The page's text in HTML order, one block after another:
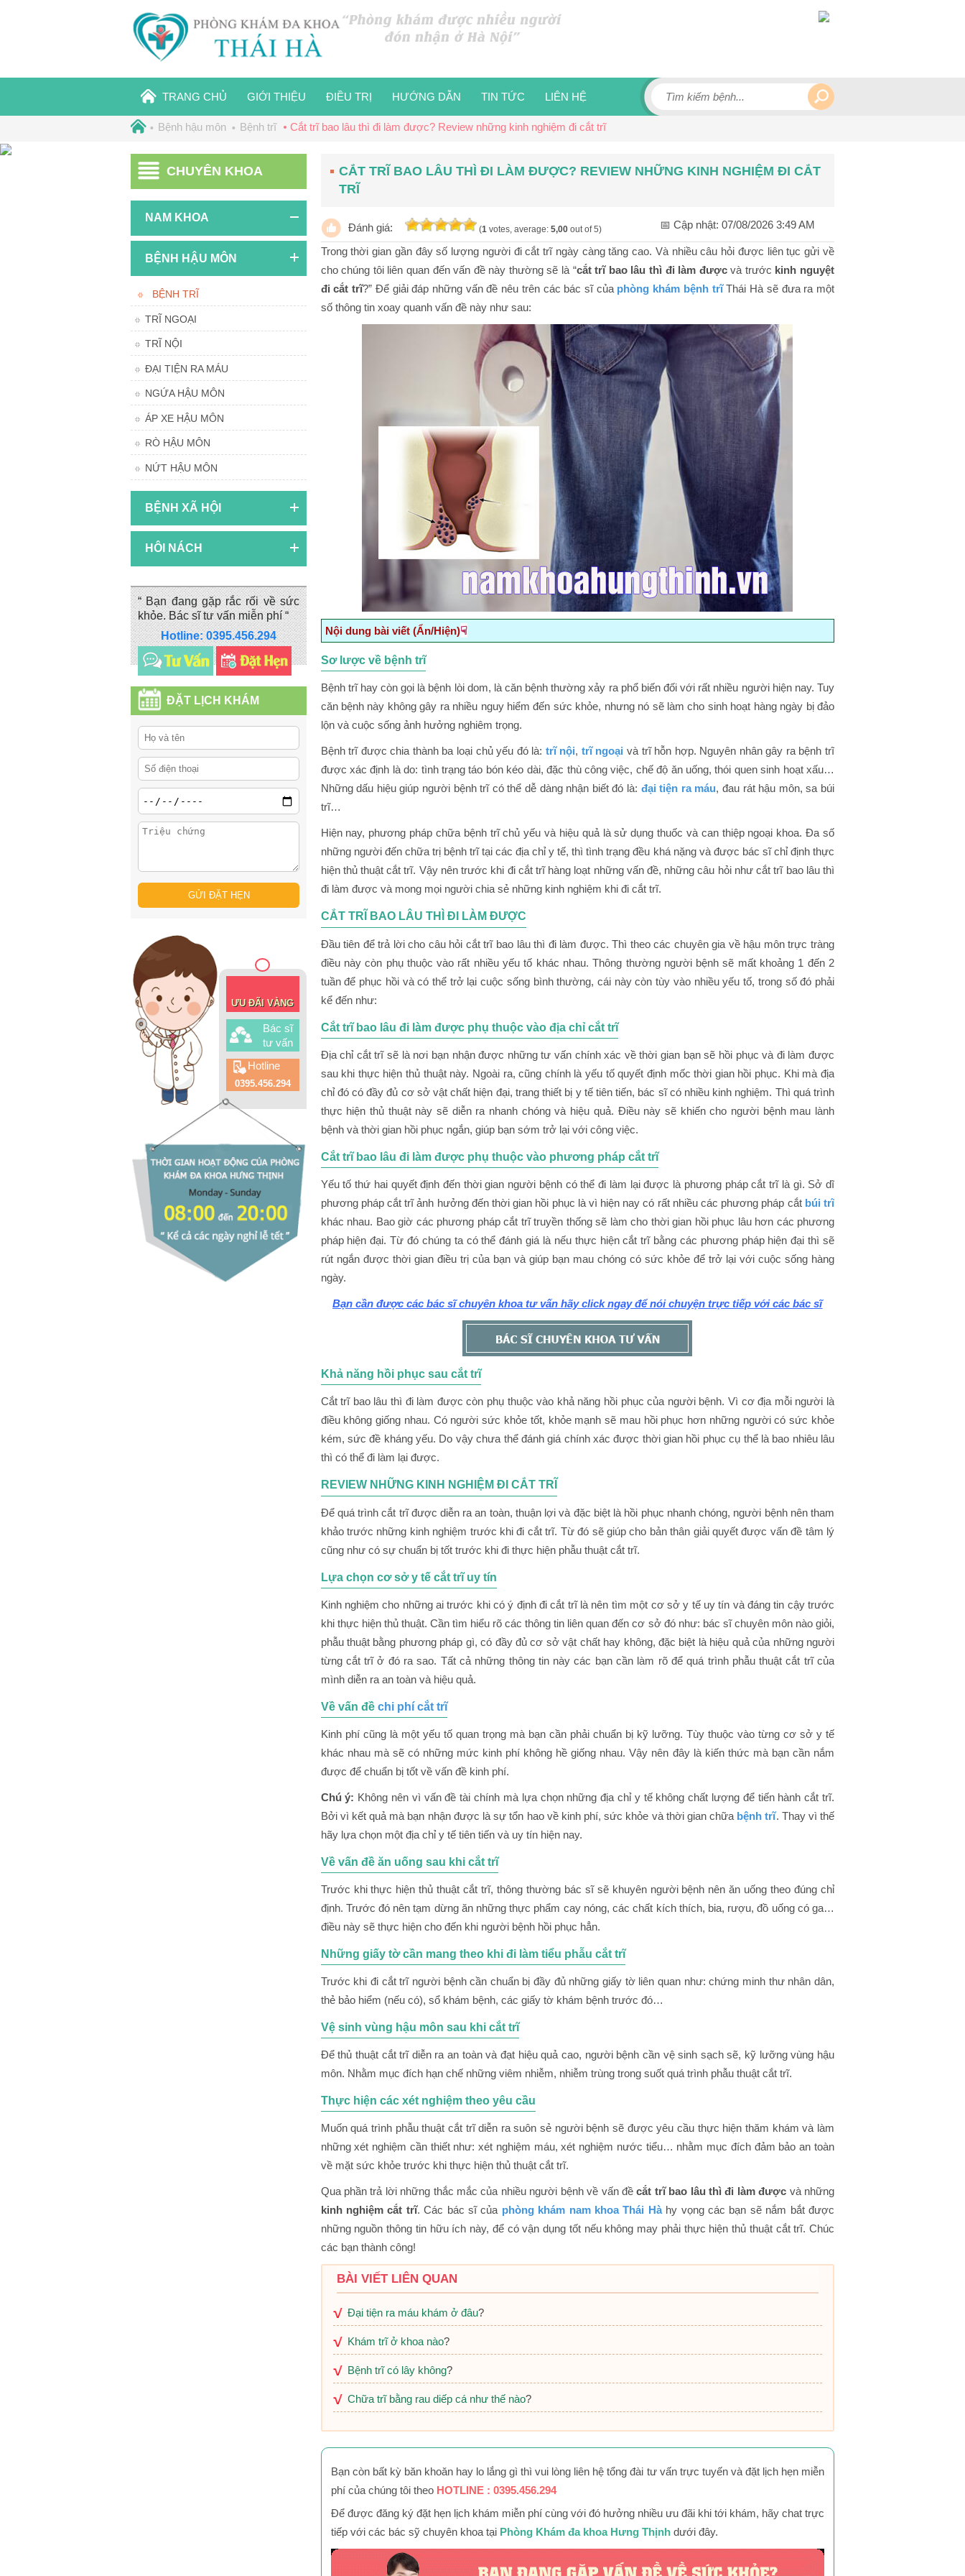
TRANG CHỦ GIỚI THIỆU ĐIỀU TRỊ HƯỚNG DẪN TIN TỨC LIÊN HỆ
Bệnh hậu môn Bệnh trĩ Cắt trĩ bao lâu thì đi làm được? Review những kinh nghiệm đi cắt trĩ
CHUYÊN KHOA
NAM KHOA
BỆNH HẬU MÔN
BỆNH TRĨ
TRĨ NGOẠI
TRĨ NỘI
ĐẠI TIỆN RA MÁU
NGỨA HẬU MÔN
ÁP XE HẬU MÔN
RÒ HẬU MÔN
NỨT HẬU MÔN
BỆNH XÃ HỘI
HÔI NÁCH
“ Bạn đang gặp rắc rối về sức
khỏe. Bác sĩ tư vấn miễn phí “
Hotline: 0395.456.294
ĐẶT LỊCH KHÁM
ƯU ĐÃI VÀNG
Bác sĩ
tư vấn
Hotline
0395.456.294
CẮT TRĨ BAO LÂU THÌ ĐI LÀM ĐƯỢC? REVIEW NHỮNG KINH NGHIỆM ĐI CẮT
TRĨ
Đánh giá: (1votes, average: 5,00out of 5) 📅 Cập nhật: 07/08/2026 3:49 AM
Trong thời gian gần đây số lượng người đi cắt trĩ ngày càng tăng cao. Và nhiều câu hỏi được liên tục gửi về
cho chúng tôi liên quan đến vấn đề này thường sẽ là “cắt trĩ bao lâu thì đi làm đượcvà trước kinh nguyệt
đi cắt trĩ?” Để giải đáp những vấn đề nêu trên các bác sĩ của phòng khám bệnh trĩThái Hà sẽ đưa ra một
số thông tin xoay quanh vấn đề này như sau:
Nội dung bài viết (Ẩn/Hiện)☟
Sơ lược về bệnh trĩ
Cắt trĩ bao lâu thì đi làm được
Cắt trĩ bao lâu đi làm được phụ thuộc vào địa chỉ cắt trĩ
Cắt trĩ bao lâu đi làm được phụ thuộc vào phương pháp cắt trĩ
Khả năng hồi phục sau cắt trĩ
Review những kinh nghiệm đi cắt trĩ
Lựa chọn cơ sở y tế cắt trĩ uy tín
Về vấn đề ăn uống sau khi cắt trĩ
Những giấy tờ cần mang theo khi đi làm tiểu phẫu cắt trĩ
Vệ sinh vùng hậu môn sau khi cắt trĩ
Thực hiện các xét nghiệm theo yêu cầu
Sơ lược về bệnh trĩ
Bệnh trĩ hay còn gọi là bệnh lòi dom, là căn bệnh thường xảy ra phổ biến đối với rất nhiều người hiện nay. Tuy
căn bệnh này không gây ra nhiều nguy hiểm đến sức khỏe, nhưng nó sẽ làm cho sinh hoạt hàng ngày bị đảo
lộn và cuộc sống ảnh hưởng nghiêm trọng.
Bệnh trĩ được chia thành ba loại chủ yếu đó là: trĩ nội, trĩ ngoại và trĩ hỗn hợp. Nguyên nhân gây ra bệnh trĩ
được xác định là do: tình trạng táo bón kéo dài, đặc thù công việc, chế độ ăn uống, thói quen sinh hoạt xấu…
Những dấu hiệu giúp người bệnh trĩ có thể dễ dàng nhận biết đó là: đại tiện ra máu, đau rát hậu môn, sa búi
trĩ…
Hiện nay, phương pháp chữa bệnh trĩ chủ yếu và hiệu quả là sử dụng thuốc và can thiệp ngoại khoa. Đa số
những người đến chữa trị bệnh trĩ tại các địa chỉ y tế, thì tình trạng đều khá nặng và được bác sĩ chỉ định thực
hiện thủ thuật cắt trĩ. Vậy nên trước khi đi cắt trĩ hàng loạt những vấn đề, những câu hỏi như cắt trĩ bao lâu thì
đi làm được và mong mọi người chia sẻ những kinh nghiệm khi đi cắt trĩ.
CẮT TRĨ BAO LÂU THÌ ĐI LÀM ĐƯỢC
Đầu tiên để trả lời cho câu hỏi cắt trĩ bao lâu thì đi làm được. Thì theo các chuyên gia về hậu môn trực tràng
điều này còn phụ thuộc vào rất nhiều yếu tố khác nhau. Thông thường người bệnh sẽ mất khoảng 1 đến 2
tuần để phục hồi và có thể trở lại cuộc sống bình thường, cái này còn tùy vào nhiều yếu tố, trong số đó phải
kể đến như:
Cắt trĩ bao lâu đi làm được phụ thuộc vào địa chỉ cắt trĩ
Địa chỉ cắt trĩ sẽ là nơi bạn nhận được những tư vấn chính xác về thời gian bạn sẽ hồi phục và đi làm được
sau khi thực hiện thủ thuật này. Ngoài ra, cũng chính là yếu tố quyết định mốc thời gian hồi phục. Khi mà địa
chỉ đó có đầy đủ cơ sở vật chất hiện đại, trang thiết bị y tế tiên tiến, bác sĩ có nhiều kinh nghiệm. Thì quá trình
thực hiện thủ thuật này sẽ diễn ra nhanh chóng và hiệu quả. Điều này sẽ khiến cho người bệnh mau lành
bệnh và thời gian hồi phục ngắn, giúp bạn sớm trở lại với công việc.
Cắt trĩ bao lâu đi làm được phụ thuộc vào phương pháp cắt trĩ
Yếu tố thứ hai quyết định đến thời gian người bệnh có thể đi làm lại được là phương pháp cắt trĩ là gì. Sở dĩ
phương pháp cắt trĩ ảnh hưởng đến thời gian hồi phục là vì hiện nay có rất nhiều các phương pháp cắt búi trĩ
khác nhau. Bao giờ các phương pháp cắt trĩ truyền thống sẽ làm cho thời gian hồi phục lâu hơn các phương
pháp hiện đại. Từ đó chúng ta có thể đánh giá là nếu thực hiện cắt trĩ bằng các phương pháp hiện đại thì sẽ
rút ngắn được thời gian điều trị của bạn và giúp bạn mau chóng có sức khỏe để trở lại với cuộc sống hàng
ngày.
Bạn cần được các bác sĩ chuyên khoa tư vấn hãy click ngay để nói chuyện trực tiếp với các bác sĩ
Khả năng hồi phục sau cắt trĩ
Cắt trĩ bao lâu thì đi làm được còn phụ thuộc vào khả năng hồi phục của người bệnh. Vì cơ địa mỗi người là
điều không giống nhau. Có người sức khỏe tốt, khỏe mạnh sẽ mau hồi phục hơn những người có sức khỏe
kém, sức đề kháng yếu. Do vậy chưa thể đánh giá chính xác được thời gian hồi phục cụ thể là bao nhiêu lâu
thì có thể đi làm lại được.
REVIEW NHỮNG KINH NGHIỆM ĐI CẮT TRĨ
Để quá trình cắt trĩ được diễn ra an toàn, thuận lợi và đặc biệt là hồi phục nhanh chóng, người bệnh nên tham
khảo trước những kinh nghiệm trước khi đi cắt trĩ. Từ đó sẽ giúp cho bản thân giải quyết được vấn đề tâm lý
cũng như có sự chuẩn bị tốt trước khi đi thực hiện phẫu thuật cắt trĩ.
Lựa chọn cơ sở y tế cắt trĩ uy tín
Kinh nghiệm cho những ai trước khi có ý định đi cắt trĩ là nên tìm một cơ sở y tế uy tín và đáng tin cậy trước
khi thực hiện thủ thuật. Cần tìm hiểu rõ các thông tin liên quan đến cơ sở đó như: bác sĩ chuyên môn nào giỏi,
phẫu thuật bằng phương pháp gì, có đầy đủ cơ sở vật chất hay không, đặc biệt là hiệu quả của những người
từng cắt trĩ ở đó ra sao. Tất cả những thông tin này các bạn cần làm rõ để quá trình phẫu thuật cắt trĩ của
mình diễn ra an toàn và hiệu quả.
Về vấn đề chi phí cắt trĩ
Kinh phí cũng là một yếu tố quan trọng mà bạn cần phải chuẩn bị kỹ lưỡng. Tùy thuộc vào từng cơ sở y tế
khác nhau mà sẽ có những mức kinh phí không hề giống nhau. Vậy nên đây là kiến thức mà bạn cần nắm
được để chuẩn bị tốt về vấn đề kinh phí.
Chú ý: Không nên vì vấn đề tài chính mà lựa chọn những địa chỉ y tế không chất lượng để tiến hành cắt trĩ.
Bởi vì kết quả mà bạn nhận được là sự tổn hao về kinh phí, sức khỏe và thời gian chữa bệnh trĩ. Thay vì thế
hãy lựa chọn một địa chỉ y tế tiên tiến và uy tín hiện nay.
Về vấn đề ăn uống sau khi cắt trĩ
Trước khi thực hiện thủ thuật cắt trĩ, thông thường bác sĩ sẽ khuyên người bệnh nên ăn uống theo đúng chỉ
định. Trước đó nên tạm dừng ăn những thực phẩm cay nóng, các chất kích thích, bia, rượu, đồ uống có ga…
điều này sẽ thực hiện cho đến khi người bệnh hồi phục hẳn.
Những giấy tờ cần mang theo khi đi làm tiểu phẫu cắt trĩ
Trước khi đi cắt trĩ người bệnh cần chuẩn bị đầy đủ những giấy tờ liên quan như: chứng minh thư nhân dân,
thẻ bảo hiểm (nếu có), sổ khám bệnh, các giấy tờ khám bệnh trước đó…
Vệ sinh vùng hậu môn sau khi cắt trĩ
Để thủ thuật cắt trĩ diễn ra an toàn và đạt hiệu quả cao, người bệnh cần vệ sinh sạch sẽ, kỹ lưỡng vùng hậu
môn. Nhằm mục đích hạn chế những viêm nhiễm, nhiễm trùng trong suốt quá trình phẫu thuật cắt trĩ.
Thực hiện các xét nghiệm theo yêu cầu
Muốn quá trình phẫu thuật cắt trĩ diễn ra suôn sẻ người bệnh sẽ được yêu cầu thực hiện thăm khám và làm
những xét nghiệm cần thiết như: xét nghiệm máu, xét nghiệm nước tiểu… nhằm mục đích đảm bảo an toàn
về mặt sức khỏe trước khi thực hiện thủ thuật cắt trĩ.
Qua phần trả lời những thắc mắc của nhiều người bệnh về vấn đềcắt trĩ bao lâu thì đi làm được và những
kinh nghiệm cắt trĩ. Các bác sĩ của phòng khám nam khoa Thái Hàhy vọng các bạn sẽ nắm bắt được
những nguồn thông tin hữu ích này, để có vận dụng tốt nếu không may phải thực hiện thủ thuật cắt trĩ. Chúc
các bạn thành công!
BÀI VIẾT LIÊN QUAN
Đại tiện ra máu khám ở đâu?
Khám trĩ ở khoa nào?
Bệnh trĩ có lây không?
Chữa trĩ bằng rau diếp cá như thế nào?
Bạn còn bất kỳ băn khoăn hay lo lắng gì thì vui lòng liên hệ tổng đài tư vấn trực tuyến và đặt lịch hẹn miễn
phí của chúng tôi theo HOTLINE : 0395.456.294
Để được đăng ký đặt hẹn lịch khám miễn phí cùng với đó hưởng nhiều ưu đãi khi tới khám, hãy chat trực
tiếp với các bác sỹ chuyên khoa tại Phòng Khám đa khoa Hưng Thịnhdưới đây.